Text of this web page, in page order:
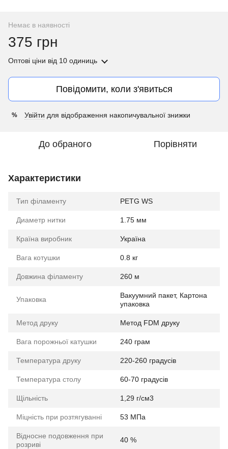
Немає в наявності
375 грн
Оптові ціни від 10 одиниць
Повідомити, коли з'явиться
% Увійти для відображення накопичувальної знижки
До обраного Порівняти
Характеристики
Тип філаменту PETG WS
Диаметр нитки 1.75 мм
Країна виробник Україна
Вага котушки 0.8 кг
Довжина філаменту 260 м
Упаковка
Вакуумний пакет, Картона
упаковка
Метод друку Метод FDM друку
Вага порожньої катушки 240 грам
Температура друку 220-260 градусів
Температура столу 60-70 градусів
Щільність 1,29 г/см3
Міцність при розтягуванні 53 МПа
Відносне подовження при
розриві
40 %